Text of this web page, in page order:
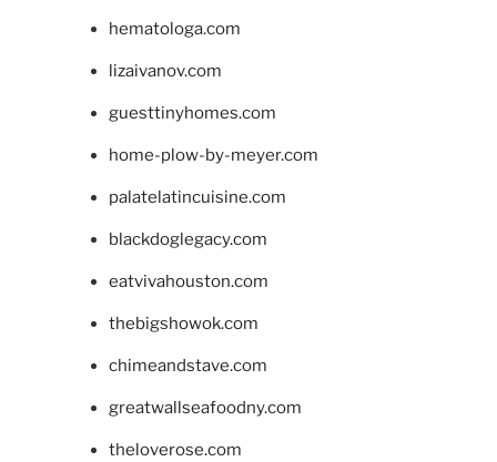
hematologa.com
lizaivanov.com
guesttinyhomes.com
home-plow-by-meyer.com
palatelatincuisine.com
blackdoglegacy.com
eatvivahouston.com
thebigshowok.com
chimeandstave.com
greatwallseafoodny.com
theloverose.com